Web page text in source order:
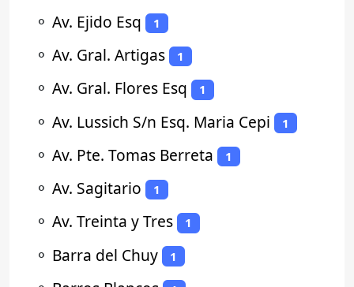
⚬ Av. Ejido Esq 1
⚬ Av. Gral. Artigas 1
⚬ Av. Gral. Flores Esq 1
⚬ Av. Lussich S/n Esq. Maria Cepi 1
⚬ Av. Pte. Tomas Berreta 1
⚬ Av. Sagitario 1
⚬ Av. Treinta y Tres 1
⚬ Barra del Chuy 1